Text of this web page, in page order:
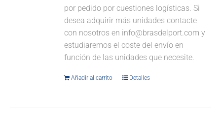
por pedido por cuestiones logísticas. Si
desea adquirir más unidades contacte
con nosotros en info@brasdelport.com y
estudiaremos el coste del envío en
función de las unidades que necesite.
Añadir al carrito Detalles